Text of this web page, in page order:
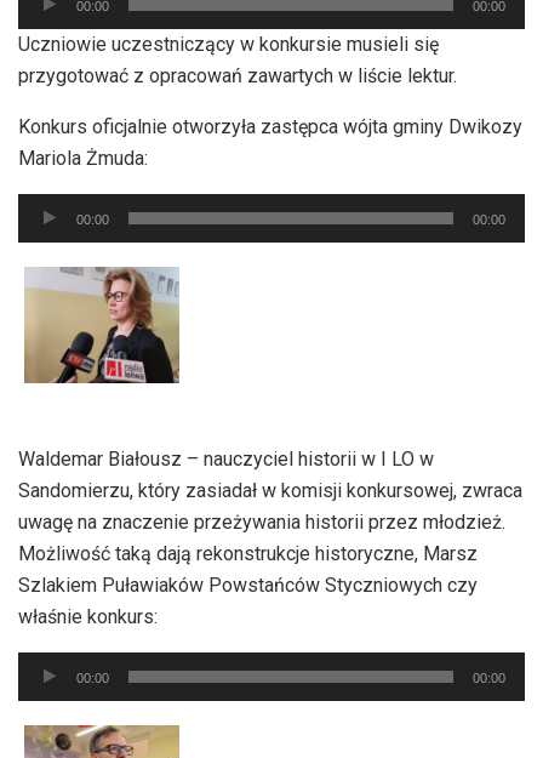
plików
dźwiękowych
00:00 00:00
Uczniowie uczestniczący w konkursie musieli się
przygotować z opracowań zawartych w liście lektur.
Konkurs oficjalnie otworzyła zastępca wójta gminy Dwikozy
Mariola Żmuda:
Odtwarzacz
plików
dźwiękowych
00:00 00:00
Waldemar Białousz – nauczyciel historii w I LO w
Sandomierzu, który zasiadał w komisji konkursowej, zwraca
uwagę na znaczenie przeżywania historii przez młodzież.
Możliwość taką dają rekonstrukcje historyczne, Marsz
Szlakiem Puławiaków Powstańców Styczniowych czy
właśnie konkurs:
Odtwarzacz
plików
dźwiękowych
00:00 00:00